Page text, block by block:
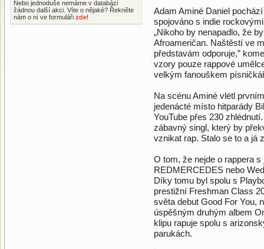
Nebo jednoduše nemáme v databázi
žádnou další akci. Víte o nějaké? Řekněte
nám o ní ve formuláři zde!
Adam Aminé Daniel
spojováno s indie
„Nikoho by nenapadlo, že
Afroameričan. Naštěstí ve
představám odporuje,”
vzory pouze rappové
velkým fanouškem
Na scénu Aminé vlétl
jedenácté místo hitparády
YouTube přes 230
zábavný singl, který by
vznikat rap. Stalo se to a já
O tom, že nejde o rappera
REDMERCEDES nebo
Díky tomu byl spolu s
prestižní Freshman Class
světa debut Good For You,
úspěšným druhým albem
klipu rapuje spolu s
parukách.